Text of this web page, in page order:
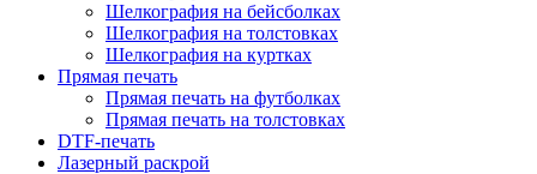
Шелкография на бейсболках
Шелкография на толстовках
Шелкография на куртках
Прямая печать
Прямая печать на футболках
Прямая печать на толстовках
DTF-печать
Лазерный раскрой